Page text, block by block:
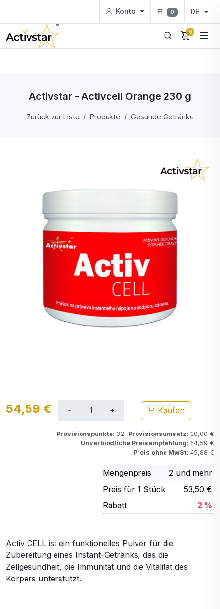
Konto 0 DE
0
Activstar - Activcell Orange 230 g
Zurück zur Liste Produkte Gesunde Getränke
54,59 € Kaufen
Provisionspunkte: 32 Provisionsumsatz: 30,00 €
Unverbindliche Preisempfehlung: 54,59 €
Preis ohne MwSt: 45,88 €
Mengenpreis
2 und mehr
Preis für 1 Stück
53,50 €
Rabatt
2 %
Activ CELL ist ein funktionelles Pulver für die
Zubereitung eines Instant-Getränks, das die
Zellgesundheit, die Immunität und die Vitalität des
Körpers unterstützt.